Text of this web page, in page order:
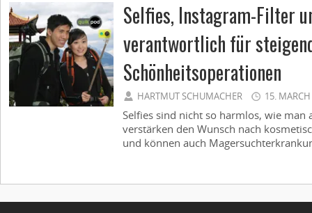
Selfies, Instagram-Filter
verantwortlich für
Schönheitsoperationen
HARTMUT SCHUMACHER 15.
Selfies sind nicht so harmlos, wie man
verstärken den Wunsch nach
und können auch